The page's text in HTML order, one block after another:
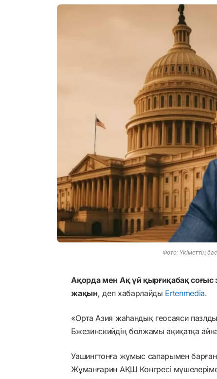
Фото: Үкіметтің
Ақорда мен Ақ үй қырғиқабақ соғыс
жақын, деп хабарлайды Ertenmedia.
«Орта Азия жаһандық геосаяси
Бжезинскийдің болжамы ақиқатқа
Уашингтонға жұмыс сапарымен
Жұманғарин АҚШ Конгресі